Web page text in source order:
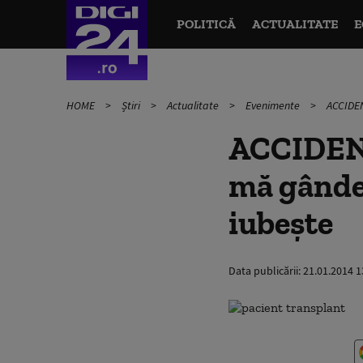
POLITICĂ ACTUALITATE
HOME Știri Actualitate Evenimente
mă
iubește
Data publicării:21.01.2014